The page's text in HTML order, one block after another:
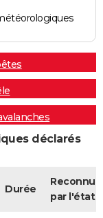
déclarés
Durée
Reconnue
par l'état